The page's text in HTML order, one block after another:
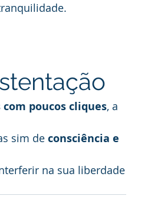
poucos cliques, a
sim de consciência e
na sua liberdade